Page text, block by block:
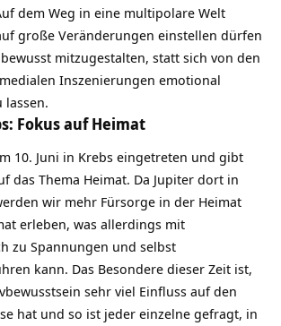
dem Weg in eine multipolare Welt
große Veränderungen einstellen dürfen
mitzugestalten, statt sich von den
Inszenierungen emotional
lassen.
Fokus auf Heimat
10. Juni in Krebs eingetreten und gibt
das Thema Heimat. Da Jupiter dort in
wir mehr Fürsorge in der Heimat
erleben, was allerdings mit
zu Spannungen und selbst
kann. Das Besondere dieser Zeit ist,
sehr viel Einfluss auf den
hat und so ist jeder einzelne gefragt, in